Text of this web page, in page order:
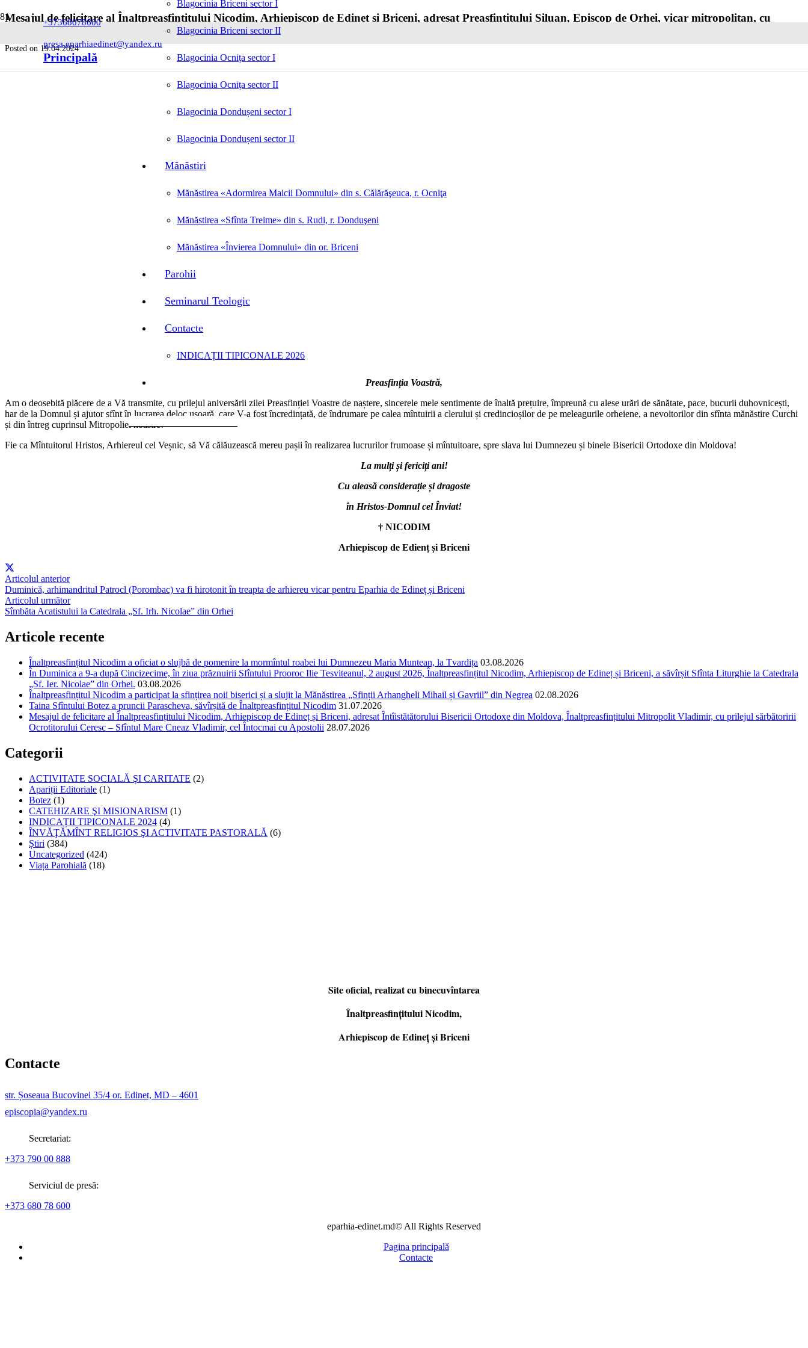
+37368078600
presa.eparhiaedinet@yandex.ru
Principală
Blagocinia Briceni sector I
Blagocinia Briceni sector II
Blagocinia Ocnița sector I
Blagocinia Ocnița sector II
Blagocinia Dondușeni sector I
Blagocinia Dondușeni sector II
Mănăstiri
Mănăstirea «Adormirea Maicii Domnului» din s. Călărăşeuca, r. Ocniţa
Mănăstirea «Sfînta Treime» din s. Rudi, r. Donduşeni
Mănăstirea «Învierea Domnului» din or. Briceni
Parohii
Seminarul Teologic
Contacte
INDICAȚII TIPICONALE 2026
Mesajul de felicitare al Înaltpreasfințitului Nicodim, Arhiepiscop de Edineț și Briceni, adresat Preasfințitului Siluan, Episcop de Orhei, vicar mitropolitan, cu
prilejul sărbătoririi zilei de naștere
Posted on 19.04.2024
Preasfinția Voastră,
Am o deosebită plăcere de a Vă transmite, cu prilejul aniversării zilei Preasfinției Voastre de naștere, sincerele mele sentimente de înaltă prețuire, împreună cu alese urări de sănătate, pace, bucurii duhovnicești,
har de la Domnul și ajutor sfînt în lucrarea deloc ușoară, care V-a fost încredințată, de îndrumare pe calea mîntuirii a clerului și credincioșilor de pe meleagurile orheiene, a nevoitorilor din sfînta mănăstire Curchi
și din întreg cuprinsul Mitropoliei noastre!
Fie ca Mîntuitorul Hristos, Arhiereul cel Veșnic, să Vă călăuzească mereu pașii în realizarea lucrurilor frumoase și mîntuitoare, spre slava lui Dumnezeu și binele Bisericii Ortodoxe din Moldova!
La mulți și fericiți ani!
Cu aleasă considerație și dragoste
în Hristos-Domnul cel Înviat!
† NICODIM
Arhiepiscop de Edienț și Briceni
Articolul anterior
Duminică, arhimandritul Patrocl (Porombac) va fi hirotonit în treapta de arhiereu vicar pentru Eparhia de Edineț și Briceni
Articolul următor
Sîmbăta Acatistului la Catedrala „Sf. Irh. Nicolae” din Orhei
Articole recente
Înaltpreasfințitul Nicodim a oficiat o slujbă de pomenire la mormîntul roabei lui Dumnezeu Maria Muntean, la Tvardița 03.08.2026
În Duminica a 9-a după Cincizecime, în ziua prăznuirii Sfîntului Prooroc Ilie Tesviteanul, 2 august 2026, Înaltpreasfințitul Nicodim, Arhiepiscop de Edineț și Briceni, a săvîrșit Sfînta Liturghie la Catedrala
„Sf. Ier. Nicolae” din Orhei. 03.08.2026
Înaltpreasfințitul Nicodim a participat la sfințirea noii biserici și a slujit la Mănăstirea „Sfinții Arhangheli Mihail și Gavriil” din Negrea 02.08.2026
Taina Sfîntului Botez a pruncii Parascheva, săvîrșită de Înaltpreasfințitul Nicodim 31.07.2026
Mesajul de felicitare al Înaltpreasfințitului Nicodim, Arhiepiscop de Edineț și Briceni, adresat Întîistătătorului Bisericii Ortodoxe din Moldova, Înaltpreasfințitului Mitropolit Vladimir, cu prilejul sărbătoririi
Ocrotitorului Ceresc – Sfîntul Mare Cneaz Vladimir, cel Întocmai cu Apostolii 28.07.2026
Categorii
ACTIVITATE SOCIALĂ ŞI CARITATE (2)
Apariții Editoriale (1)
Botez (1)
CATEHIZARE ŞI MISIONARISM (1)
INDICAȚII TIPICONALE 2024 (4)
ÎNVĂŢĂMÎNT RELIGIOS ŞI ACTIVITATE PASTORALĂ (6)
Știri (384)
Uncategorized (424)
Viața Parohială (18)
Site oficial, realizat cu binecuvîntarea
Înaltpreasfințitului Nicodim,
Arhiepiscop de Edineţ şi Briceni
Contacte
str. Șoseaua Bucovinei 35/4 or. Edinet, MD – 4601
episcopia@yandex.ru
Secretariat:
+373 790 00 888
Serviciul de presă:
+373 680 78 600
eparhia-edinet.md© All Rights Reserved
Pagina principală
Contacte